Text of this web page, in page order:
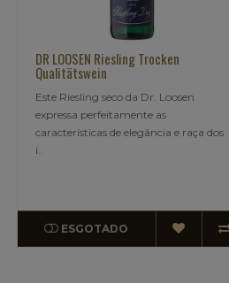
DR LOOSEN Riesling Trocken
Qualitätswein
Este Riesling seco da Dr. Loosen
expressa perfeitamente as
características de elegância e raça dos
í..
ESGOTADO